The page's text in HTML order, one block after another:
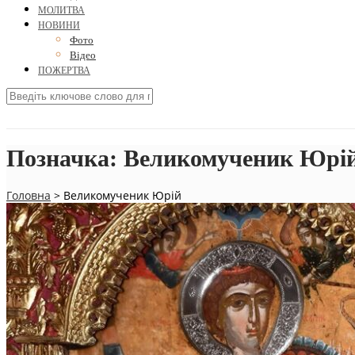
МОЛИТВА
НОВИНИ
Фото
Відео
ПОЖЕРТВА
Позначка: Великомученик
Головна > Великомученик Юрій